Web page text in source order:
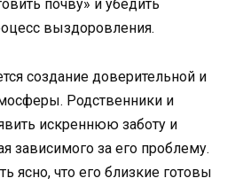
почву» и убедить
выздоровления.
создание доверительной и
Родственники и
искреннюю заботу и
зависимого за его проблему.
ясно, что его близкие готовы